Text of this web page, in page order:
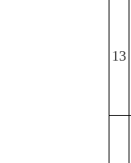
13